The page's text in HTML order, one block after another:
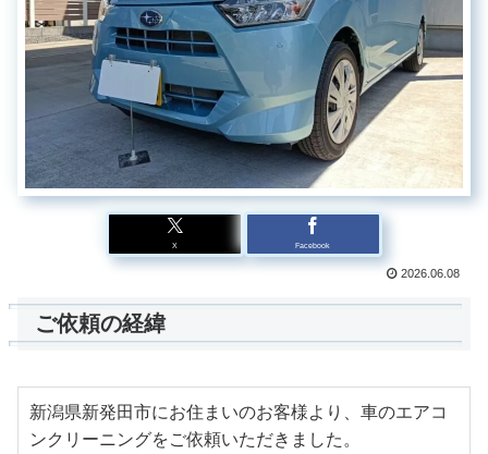
X Facebook
2026.06.08
ご依頼の経緯
新潟県新発田市にお住まいのお客様より、車のエアコ
ンクリーニングをご依頼いただきました。